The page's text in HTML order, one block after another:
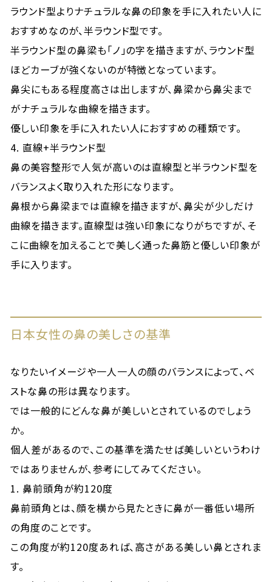
ラウンド型よりナチュラルな鼻の印象を手に入れたい人に
おすすめなのが、半ラウンド型です。
半ラウンド型の鼻梁も「ノ」の字を描きますが、ラウンド型
ほどカーブが強くないのが特徴となっています。
鼻尖にもある程度高さは出しますが、鼻梁から鼻尖まで
がナチュラルな曲線を描きます。
優しい印象を手に入れたい人におすすめの種類です。
4. 直線+半ラウンド型
鼻の美容整形で人気が高いのは直線型と半ラウンド型を
バランスよく取り入れた形になります。
鼻根から鼻梁までは直線を描きますが、鼻尖が少しだけ
曲線を描きます。直線型は強い印象になりがちですが、そ
こに曲線を加えることで美しく通った鼻筋と優しい印象が
手に入ります。
日本女性の鼻の美しさの基準
なりたいイメージや一人一人の顔のバランスによって、ベ
ストな鼻の形は異なります。
では一般的にどんな鼻が美しいとされているのでしょう
か。
個人差があるので、この基準を満たせば美しいというわけ
ではありませんが、参考にしてみてください。
1. 鼻前頭角が約120度
鼻前頭角とは、顔を横から見たときに鼻が一番低い場所
の角度のことです。
この角度が約120度あれば、高さがある美しい鼻とされま
す。